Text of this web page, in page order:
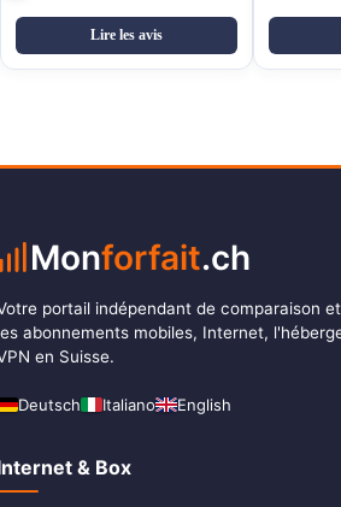
Lire les avis
Monforfait.ch
portail indépendant de comparaison
abonnements mobiles, Internet,
en Suisse.
Deutsch Italiano English
& Box